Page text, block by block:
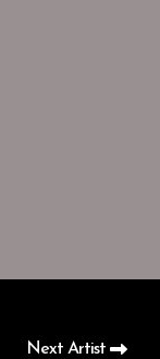
Next Artist